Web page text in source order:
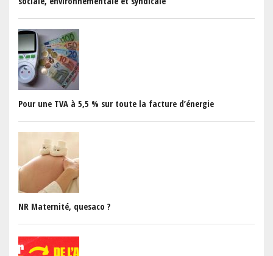
Pour une TVA à 5,5 % sur toute la facture d’énergie
NR Maternité, quesaco ?